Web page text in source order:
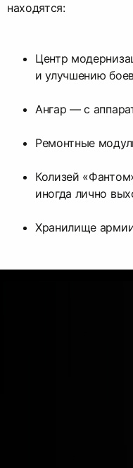
находятся:
Центр
и улучшению
Ангар — с
Ремонтные
Колизей
иногда лично
Хранилище